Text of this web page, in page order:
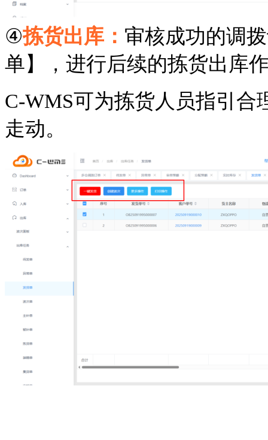
④拣货出库： 审核成功的调
单】，进行后续的拣货出库
C-WMS可为拣货人员指引
走动。